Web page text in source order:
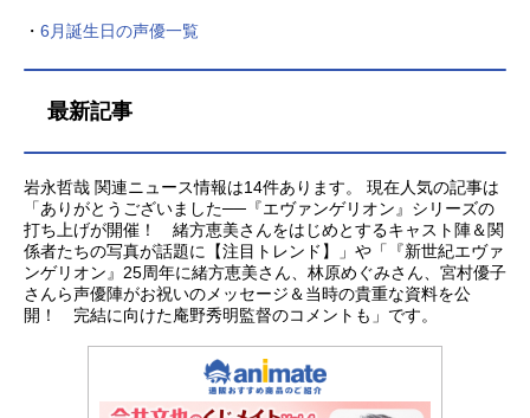
・ 6月誕生日の声優一覧
最新記事
岩永哲哉 関連ニュース情報は14件あります。 現在人気の記事は
「ありがとうございました──『エヴァンゲリオン』シリーズの
打ち上げが開催！ 緒方恵美さんをはじめとするキャスト陣＆関
係者たちの写真が話題に【注目トレンド】」や「『新世紀エヴァ
ンゲリオン』25周年に緒方恵美さん、林原めぐみさん、宮村優子
さんら声優陣がお祝いのメッセージ＆当時の貴重な資料を公
開！ 完結に向けた庵野秀明監督のコメントも」です。